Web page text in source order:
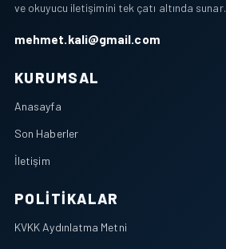
ve okuyucu iletişimini tek çatı altında sunar.
mehmet.kali@gmail.com
KURUMSAL
Anasayfa
Son Haberler
İletişim
POLITIKALAR
KVKK Aydınlatma Metni